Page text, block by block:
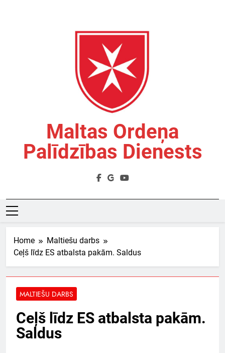
Maltas Ordeņa
Palīdzības Dienests
Home
Maltiešu darbs
Ceļš līdz ES atbalsta pakām. Saldus
MALTIEŠU DARBS
Ceļš līdz ES atbalsta pakām.
Saldus